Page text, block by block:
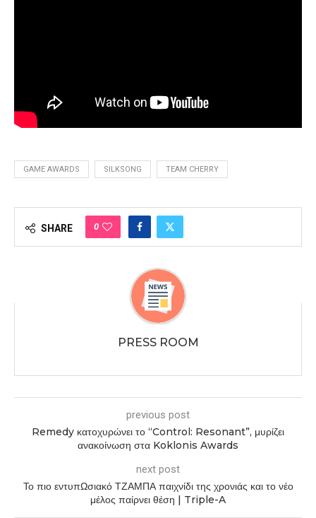
GAME AWARDS SILKSONG TEAM CHERRY
SHARE 0
PRESS ROOM
previous post
Remedy κατοχυρώνει το “Control: Resonant”, μυρίζει
ανακοίνωση στα Koklonis Awards
next post
Το πιο εντυπΩσιακό ΤΖΑΜΠΑ παιχνίδι της χρονιάς και το νέο
μέλος παίρνει θέση | Triple-A